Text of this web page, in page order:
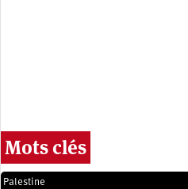
Mots clés
Palestine